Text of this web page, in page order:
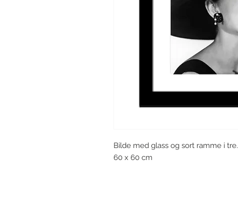
Bilde med glass og sort ramme i tre.
60 x 60 cm